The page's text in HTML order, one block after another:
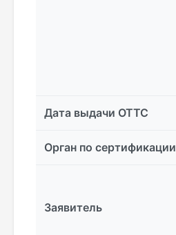
Дата выдачи ОТТС
Орган по сертификации
Заявитель